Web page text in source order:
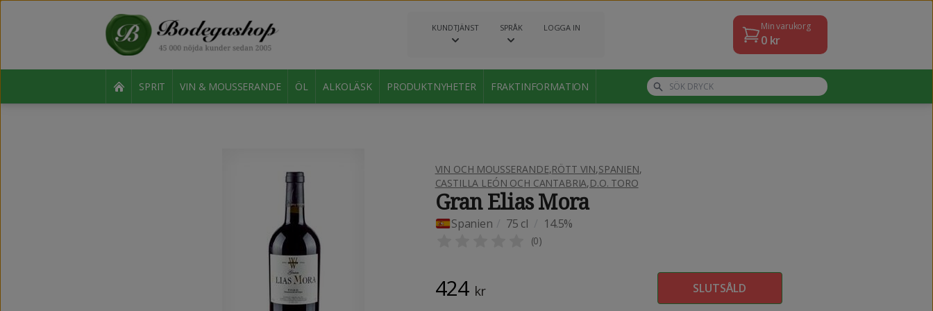
KUNDTJÄNST SPRÅK LOGGA IN Min varukorg
0kr
SPRIT VIN & MOUSSERANDE ÖL ALKOLÄSK PRODUKTNYHETER FRAKTINFORMATION
VIN OCH MOUSSERANDE,RÖTT VIN,SPANIEN,
CASTILLA LEÓN OCH CANTABRIA,D.O. TORO
Gran Elias Mora
Spanien 75 cl 14.5%
(0)
424 kr SLUTSÅLD